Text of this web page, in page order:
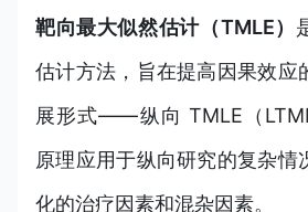
靶向最大似然估计（TMLE）
估计方法，旨在提高因果效应
展形式——纵向 TMLE（
原理应用于纵向研究的复杂情
化的治疗因素和混杂因素。